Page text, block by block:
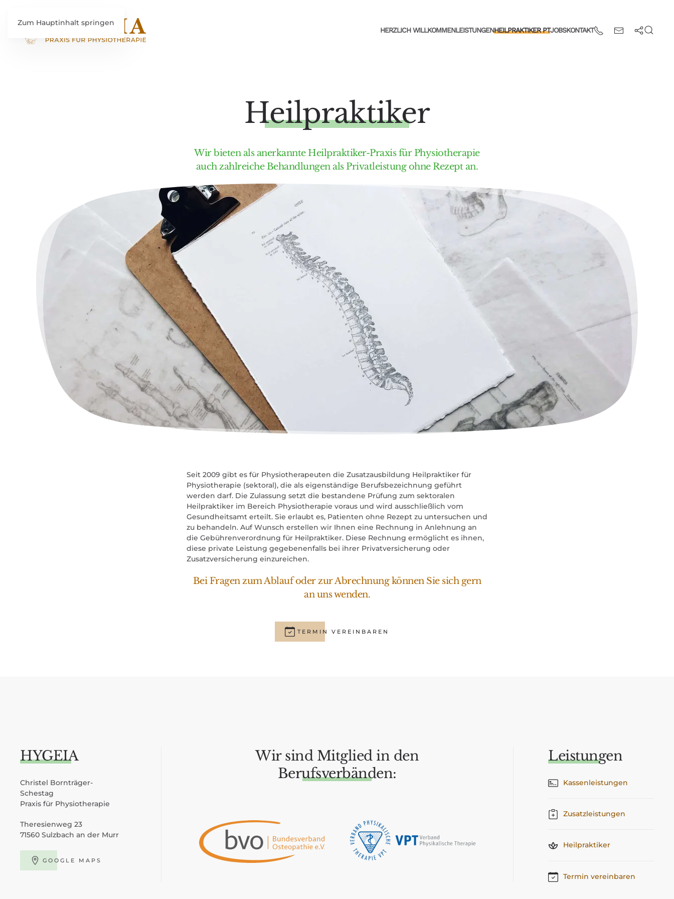
Zum Hauptinhalt springen
HERZLICH WILLKOMMENLEISTUNGENHEILPRAKTIKER PTJOBSKONTAKT
Heilpraktiker
Wir bieten als anerkannte Heilpraktiker-Praxis für Physiotherapie
auch zahlreiche Behandlungen als Privatleistung ohne Rezept an.
Seit 2009 gibt es für Physiotherapeuten die Zusatzausbildung Heilpraktiker für
Physiotherapie (sektoral), die als eigenständige Berufsbezeichnung geführt
werden darf. Die Zulassung setzt die bestandene Prüfung zum sektoralen
Heilpraktiker im Bereich Physiotherapie voraus und wird ausschließlich vom
Gesundheitsamt erteilt. Sie erlaubt es, Patienten ohne Rezept zu untersuchen und
zu behandeln. Auf Wunsch erstellen wir Ihnen eine Rechnung in Anlehnung an
die Gebührenverordnung für Heilpraktiker. Diese Rechnung ermöglicht es ihnen,
diese private Leistung gegebenenfalls bei ihrer Privatversicherung oder
Zusatzversicherung einzureichen.
Bei Fragen zum Ablauf oder zur Abrechnung können Sie sich gern
an uns wenden.
TERMIN VEREINBAREN
HYGEIA
Christel Bornträger-
Schestag
Praxis für Physiotherapie
Theresienweg 23
71560 Sulzbach an der Murr
GOOGLE MAPS
Wir sind Mitglied in den
Berufsverbänden:
ZUR WEBSITE ZUR WEBSITE
Leistungen
Kassenleistungen
Zusatzleistungen
Heilpraktiker
Termin vereinbaren